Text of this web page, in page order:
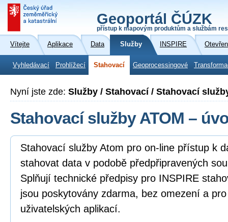
Geoportál ČÚZK
přístup k mapovým produktům a službám
Vítejte Aplikace Data Služby INSPIRE
Vyhledávací Prohlížecí Stahovací Geoprocessingové
Nyní jste zde: Služby / Stahovací / Stahovací
Stahovací služby ATOM –
Stahovací služby Atom pro on-line přístup k
stahovat data v podobě předpřipravených
Splňují technické předpisy pro INSPIRE
jsou poskytovány zdarma, bez omezení a
uživatelských aplikací.